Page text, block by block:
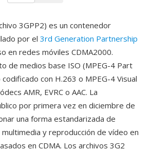
3GPP2) es un contenedor
por el 3rd Generation Partnership
en redes móviles CDMA2000.
de medios base ISO (MPEG-4 Part
con H.263 o MPEG-4 Visual
AMR, EVRC o AAC. La
por primera vez en diciembre de
una forma estandarizada de
y reproducción de vídeo en
en CDMA. Los archivos 3G2